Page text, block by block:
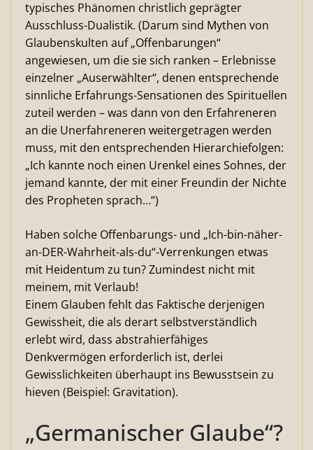
typisches Phänomen christlich geprägter
Ausschluss-Dualistik. (Darum sind Mythen von
Glaubenskulten auf „Offenbarungen“
angewiesen, um die sie sich ranken – Erlebnisse
einzelner „Auserwählter“, denen entsprechende
sinnliche Erfahrungs-Sensationen des Spirituellen
zuteil werden – was dann von den Erfahreneren
an die Unerfahreneren weitergetragen werden
muss, mit den entsprechenden Hierarchiefolgen:
„Ich kannte noch einen Urenkel eines Sohnes, der
jemand kannte, der mit einer Freundin der Nichte
des Propheten sprach…“)
Haben solche Offenbarungs- und „Ich-bin-näher-
an-DER-Wahrheit-als-du“-Verrenkungen etwas
mit Heidentum zu tun? Zumindest nicht mit
meinem, mit Verlaub!
Einem Glauben fehlt das Faktische derjenigen
Gewissheit, die als derart selbstverständlich
erlebt wird, dass abstrahierfähiges
Denkvermögen erforderlich ist, derlei
Gewisslichkeiten überhaupt ins Bewusstsein zu
hieven (Beispiel: Gravitation).
„Germanischer Glaube“?